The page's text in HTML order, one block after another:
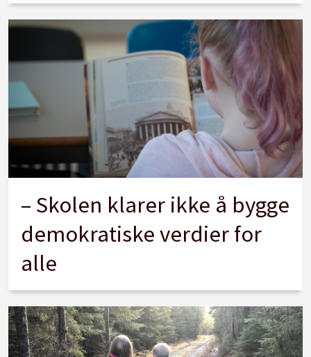
– Skolen klarer ikke å bygge
demokratiske verdier for
alle